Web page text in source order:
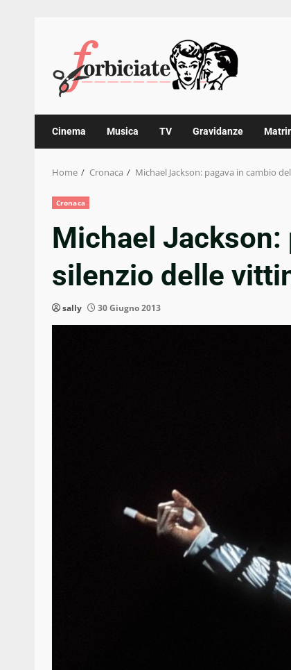
content
Cinema Musica TV Gravidanze
Home Cronaca Michael Jackson: pagava in cambio
Cronaca
Michael Jackson:
silenzio delle
sally 30 Giugno 2013